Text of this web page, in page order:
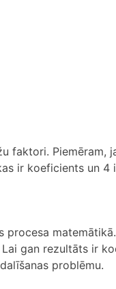
faktori. Piemēram,
ir koeficients un 4
gan rezultāts ir
problēmu.